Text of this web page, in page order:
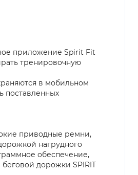
приложение Spirit Fit
тренировочную
в мобильном
поставленных
приводные ремни,
нагрудного
обеспечение,
дорожки SPIRIT